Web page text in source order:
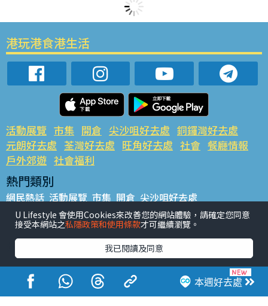
本週好去處
港玩港食港生活
活動展覽 市集 開倉 尖沙咀好去處 銅鑼灣好去處
元朗好去處 荃灣好去處 旺角好去處 社會 餐廳情報
戶外郊遊 社會福利
熱門類別
網民熱話 活動展覽 市集 開倉 尖沙咀好去處
銅鑼灣好去處 元朗好去處 荃灣好去處 旺角好去處 社會
餐廳情報 戶外郊遊
熱門標籤
#UGO搵好去處 #人氣活動推介 #美食社群熱話
#親子玩樂好去處
#ULifestyle應用程式
#限時搶
#UJetso禮物放送
#ULifestyle商戶中心 #著數 #網絡熱話
U Lifestyle 會使用Cookies來改善您的網站體驗，請確定您同意
接受本網站之私隱政策和使用條款才可繼續瀏覽。
我已閱讀及同意